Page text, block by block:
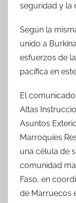
seguridad y la
Según la
unido a
esfuerzos de
pacífica en
El
Altas
Asuntos
Marroquíes
una célula de
comunidad
Faso, en
de Marruecos